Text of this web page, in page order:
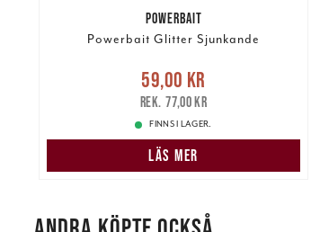
POWERBAIT
Powerbait Glitter Sjunkande
Nuvarande pris :59,00 kr
pris:77,00 kr
59,00 kr
77,00 kr
FINNS I LAGER.
LÄS MER